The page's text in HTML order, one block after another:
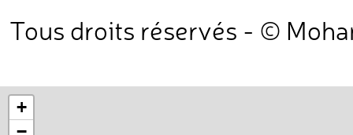
Tous droits réservés - ©
+